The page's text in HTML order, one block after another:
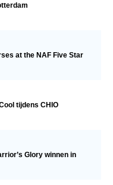
at the NAF Five Star
tijdens CHIO
Glory winnen in